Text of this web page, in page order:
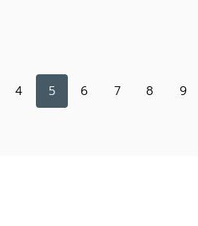
4 5 6 7 8 9